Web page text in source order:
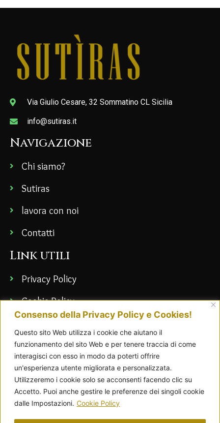
Consenso della Privacy Policy e Cookies!
Questo sito Web utilizza i cookie che aiutano il
funzionamento del sito Web e per tenere traccia di come
interagisci con esso in modo da poterti offrire
un'esperienza utente migliorata e personalizzata.
Utilizzeremo i cookie solo se acconsenti facendo clic su
Accetto. Puoi anche gestire le preferenze dei singoli cookie
dalle Impostazioni. Cookie Policy
Via Giulio Cesare, 32 Sommatino CL Sicilia
info@sutiras.it
Navigazione
Chi siamo?
Sutiras
lavora con noi
Contatti
Link utili
Privacy Policy
Cookie Policy
FAQ